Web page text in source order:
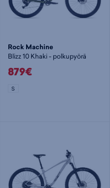
Rock Machine
Blizz 10 Khaki - polkupyörä
879€
S